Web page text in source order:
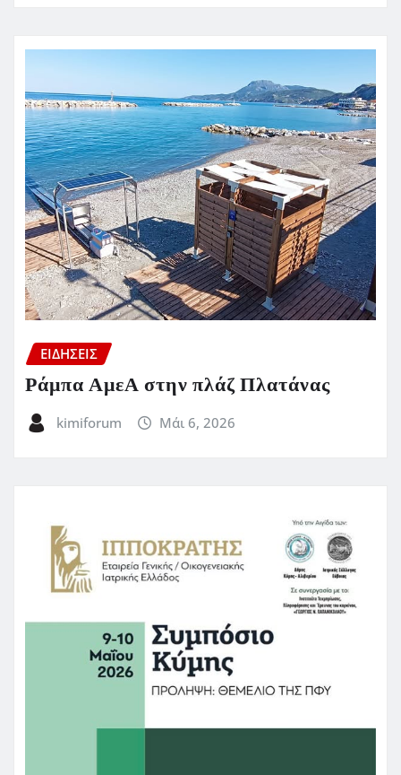
ΕΙΔΗΣΕΙΣ
Ράμπα ΑμεΑ στην πλάζ Πλατάνας
kimiforum Μάι 6, 2026